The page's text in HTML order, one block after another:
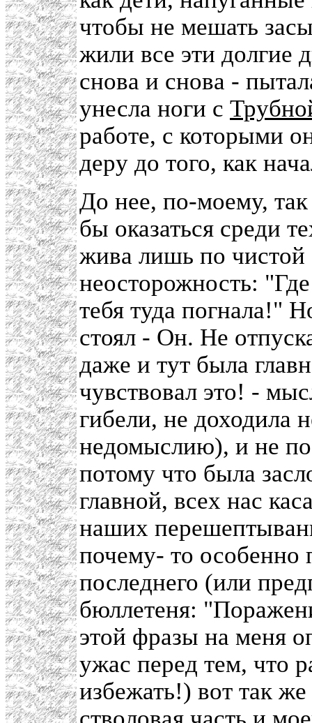
чтобы не мешать
жили все эти долгие
снова и снова -
унесла ноги с
работе, с которыми
деру до того, как
До нее, по-моему,
бы оказаться среди
жива лишь по чистой
неосторожность:
тебя туда погнала!"
стоял - Он. Не
даже и тут была
чувствовал это! -
гибели, не доходила
недомыслию), и не по
потому что была
главной, всех нас
наших
почему- то особенно
последнего (или
бюллетеня:
этой фразы на меня
ужас перед тем, что
избежать!) вот так